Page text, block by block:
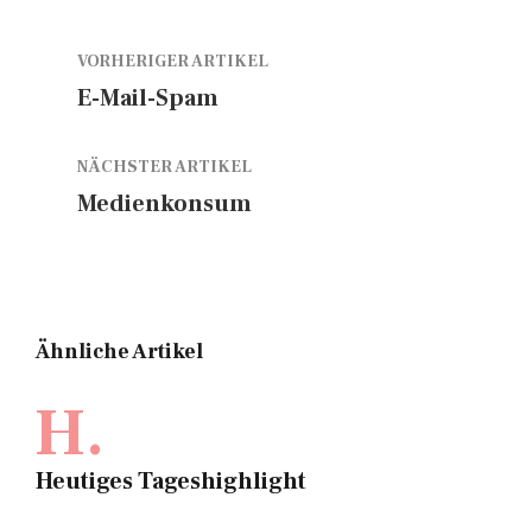
VORHERIGER ARTIKEL
E-Mail-Spam
NÄCHSTER ARTIKEL
Medienkonsum
Ähnliche Artikel
H.
Heutiges Tageshighlight